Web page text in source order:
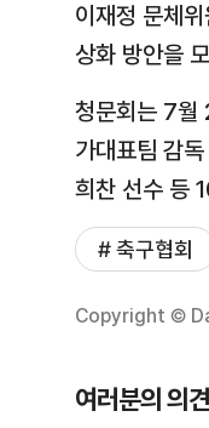
이재정 문체
상화 방안을
청문회는 7월
가대표팀 감
희찬 선수 등
# 축구협회
Copyright ©
여러분의 의